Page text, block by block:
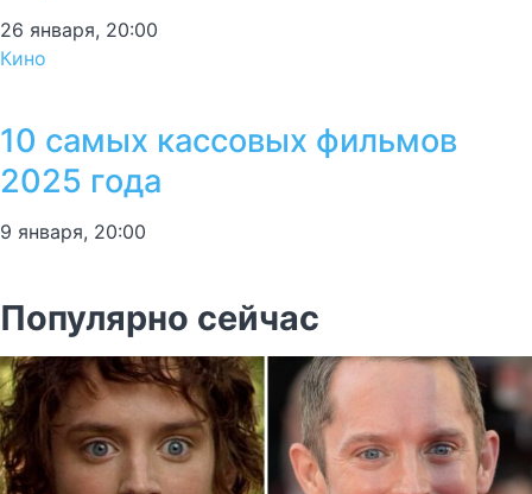
26 января, 20:00
Кино
10 самых кассовых фильмов
2025 года
9 января, 20:00
Популярно сейчас